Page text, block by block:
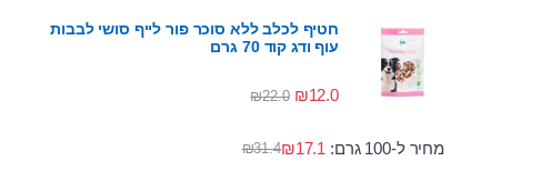
חטיף לכלב ללא סוכר פור לייף סושי לבבות
עוף ודג קוד 70 גרם
₪12.0
₪22.0
מחיר ל-100 גרם: ₪31.4₪17.1